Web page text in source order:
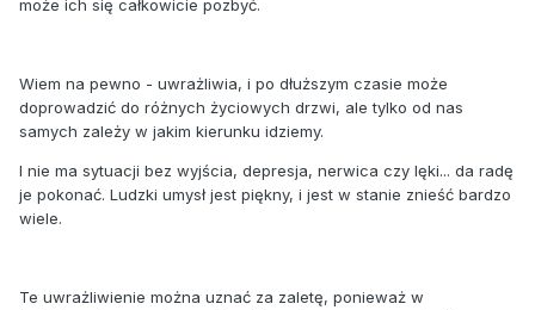
może ich się całkowicie pozbyć.
Wiem na pewno - uwrażliwia, i po dłuższym czasie może
doprowadzić do różnych życiowych drzwi, ale tylko od nas
samych zależy w jakim kierunku idziemy.
I nie ma sytuacji bez wyjścia, depresja, nerwica czy lęki... da radę
je pokonać. Ludzki umysł jest piękny, i jest w stanie znieść bardzo
wiele.
Te uwrażliwienie można uznać za zaletę, ponieważ w